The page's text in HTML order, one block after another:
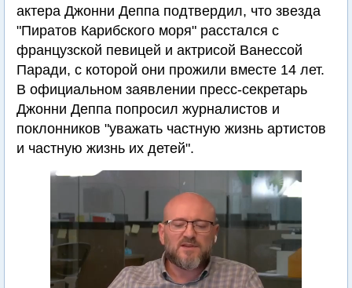
актера Джонни Деппа подтвердил, что звезда
"Пиратов Карибского моря" расстался с
французской певицей и актрисой Ванессой
Паради, с которой они прожили вместе 14 лет.
В официальном заявлении пресс-секретарь
Джонни Деппа попросил журналистов и
поклонников "уважать частную жизнь артистов
и частную жизнь их детей".